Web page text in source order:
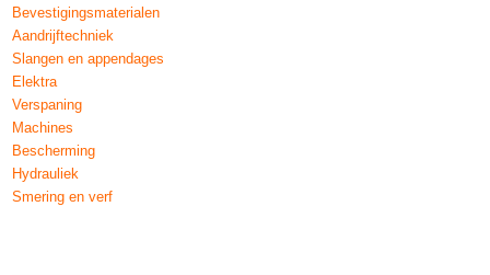
Bevestigingsmaterialen
Aandrijftechniek
Slangen en appendages
Elektra
Verspaning
Machines
Bescherming
Hydrauliek
Smering en verf